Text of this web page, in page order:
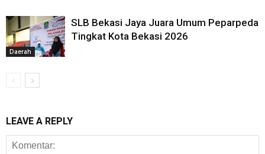
Daerah
SLB Bekasi Jaya Juara Umum Peparpeda
Tingkat Kota Bekasi 2026
LEAVE A REPLY